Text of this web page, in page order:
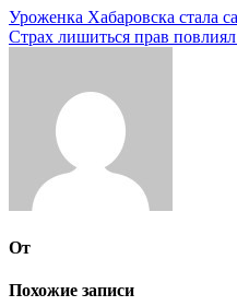
Навигация
по
Уроженка Хабаровска стала
Страх лишиться прав
От
Похожие записи